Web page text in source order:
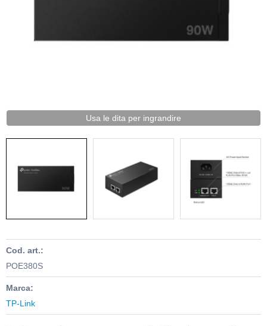
Usa le dita per ingrandire
Cod. art.:
POE380S
Marca:
TP-Link